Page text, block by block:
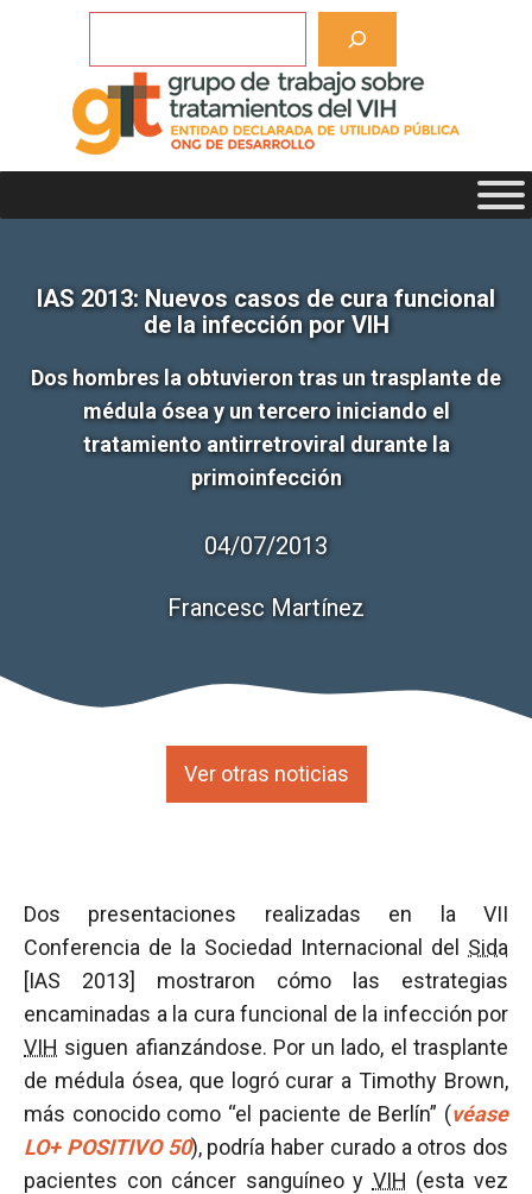
IAS 2013: Nuevos casos de cura funcional
de la infección por VIH
Dos hombres la obtuvieron tras un trasplante de
médula ósea y un tercero iniciando el
tratamiento antirretroviral durante la
primoinfección
04/07/2013
Francesc Martínez
Ver otras noticias
Dos presentaciones realizadas en la VII
Conferencia de la Sociedad Internacional del Sida
[IAS 2013] mostraron cómo las estrategias
encaminadas a la cura funcional de la infección por
VIH siguen afianzándose. Por un lado, el trasplante
de médula ósea, que logró curar a Timothy Brown,
más conocido como “el paciente de Berlín” (véase
LO+ POSITIVO 50), podría haber curado a otros dos
pacientes con cáncer sanguíneo y VIH (esta vez